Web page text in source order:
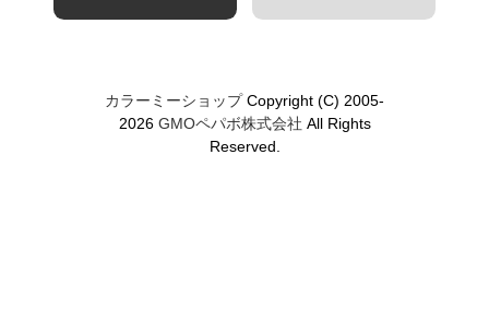
カラーミーショップCopyright (C) 2005-
2026 GMOペパボ株式会社 All Rights
Reserved.